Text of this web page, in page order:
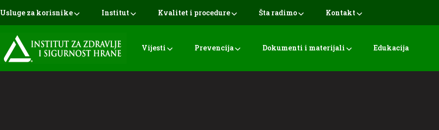
Usluge za korisnike Institut Kvalitet i procedure Šta radimo Kontakt
Vijesti Prevencija Dokumenti i materijali Edukacija